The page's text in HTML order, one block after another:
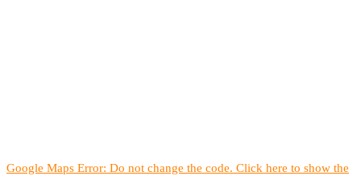
Google Maps Error: Do not change the code. Click here to show the